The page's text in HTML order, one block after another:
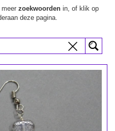
zoekwoorden in, of klik op
deze pagina.